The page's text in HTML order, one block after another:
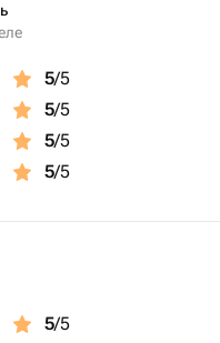
5/5
5/5
5/5
5/5
5/5